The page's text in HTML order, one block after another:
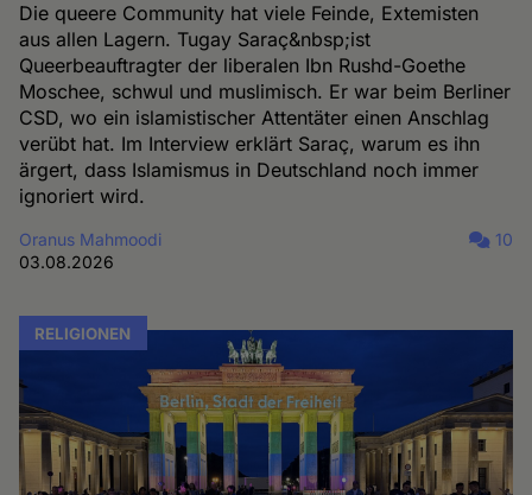
Die queere Community hat viele Feinde, Extemisten
aus allen Lagern. Tugay Saraç&nbsp;ist
Queerbeauftragter der liberalen Ibn Rushd-Goethe
Moschee, schwul und muslimisch. Er war beim Berliner
CSD, wo ein islamistischer Attentäter einen Anschlag
verübt hat. Im Interview erklärt Saraç, warum es ihn
ärgert, dass Islamismus in Deutschland noch immer
ignoriert wird.
Oranus Mahmoodi
03.08.2026
10
RELIGIONEN